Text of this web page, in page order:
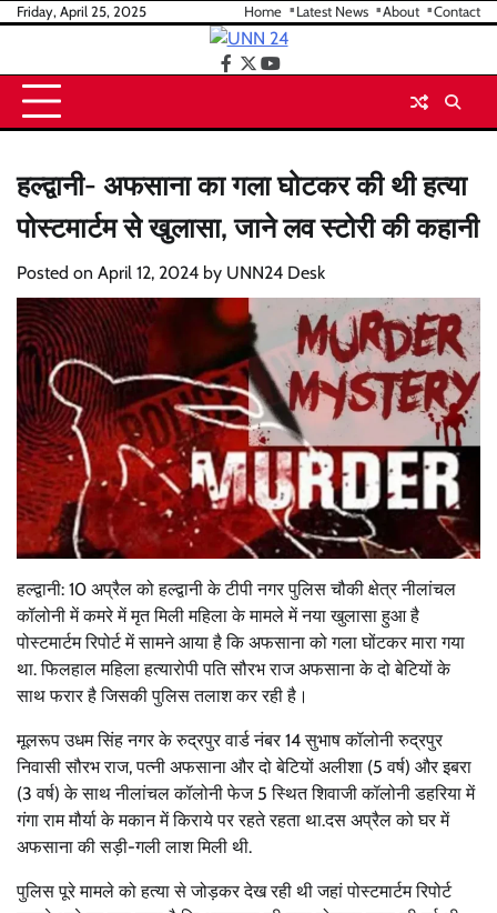
SkipFriday, April 25, 2025 Home Latest News About Contact
facebook
twitteryoutube
हल्द्वानी- अफसाना का गला घोटकर की थी हत्या
पोस्टमार्टम से खुलासा, जाने लव स्टोरी की कहानी
Posted on April 12, 2024 by UNN24 Desk
हल्द्वानी: 10 अप्रैल को हल्द्वानी के टीपी नगर पुलिस चौकी क्षेत्र नीलांचल
कॉलोनी में कमरे में मृत मिली महिला के मामले में नया खुलासा हुआ है
पोस्टमार्टम रिपोर्ट में सामने आया है कि अफसाना को गला घोंटकर मारा गया
था. फिलहाल महिला हत्यारोपी पति सौरभ राज अफसाना के दो बेटियों के
साथ फरार है जिसकी पुलिस तलाश कर रही है।
मूलरूप उधम सिंह नगर के रुद्रपुर वार्ड नंबर 14 सुभाष कॉलोनी रुद्रपुर
निवासी सौरभ राज, पत्नी अफसाना और दो बेटियों अलीशा (5 वर्ष) और इबरा
(3 वर्ष) के साथ नीलांचल कॉलोनी फेज 5 स्थित शिवाजी कॉलोनी डहरिया में
गंगा राम मौर्या के मकान में किराये पर रहते रहता था.दस अप्रैल को घर में
अफसाना की सड़ी-गली लाश मिली थी.
पुलिस पूरे मामले को हत्या से जोड़कर देख रही थी जहां पोस्टमार्टम रिपोर्ट